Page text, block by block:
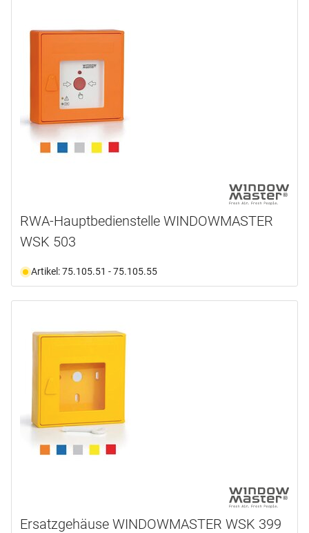
RWA-Hauptbedienstelle WINDOWMASTER
WSK 503
Artikel: 75.105.51 - 75.105.55
Ersatzgehäuse WINDOWMASTER WSK 399